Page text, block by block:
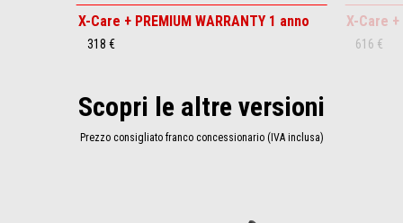
X-Care + PREMIUM WARRANTY 1 anno
318 €
X-Care +
616 €
Scopri le altre versioni
Prezzo consigliato franco concessionario (IVA inclusa)